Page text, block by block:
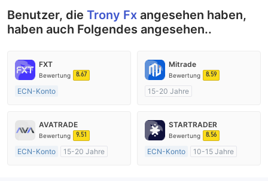
Benutzer, die Trony Fx angesehen haben,
haben auch Folgendes angesehen..
FXT
Bewertung 8.67
ECN-Konto
Market Making (MM)
Mitrade
Bewertung 8.59
15-20 Jahre
Market Making (MM)
Selbstforschung
AVATRADE
Bewertung 9.51
ECN-Konto
15-20 Jahre
STARTRADER
Bewertung 8.56
ECN-Konto
10-15 Jahre